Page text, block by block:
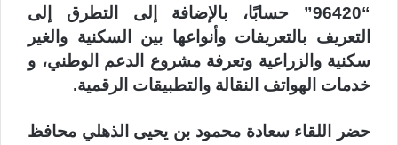
“96420” حسابًا، بالإضافة إلى التطرق إلى
التعريف بالتعريفات وأنواعها بين السكنية والغير
سكنية والزراعية وتعرفة مشروع الدعم الوطني، و
خدمات الهواتف النقالة والتطبيقات الرقمية.
حضر اللقاء سعادة محمود بن يحيى الذهلي محافظ